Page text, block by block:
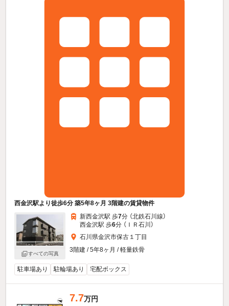
西金沢駅より徒歩6分 築5年8ヶ月 3階建の賃貸物件
すべての写真
新西金沢駅 歩7分 （北鉄石川線）
西金沢駅 歩6分 （ＩＲ石川）
石川県金沢市保古１丁目
3階建 / 5年8ヶ月 / 軽量鉄骨
駐車場あり 駐輪場あり 宅配ボックス
7.7万円